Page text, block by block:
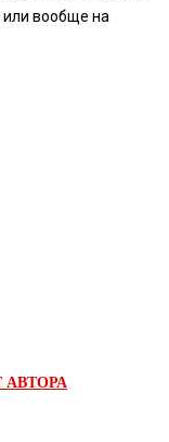
вообще на
АВТОРА